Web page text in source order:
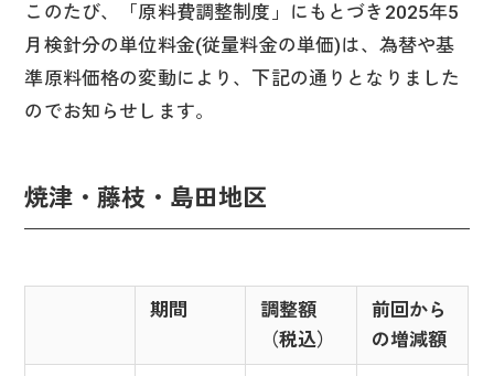
このたび、「原料費調整制度」にもとづき2025年5
月検針分の単位料金(従量料金の単価)は、為替や基
準原料価格の変動により、下記の通りとなりました
のでお知らせします。
焼津・藤枝・島田地区
期間
調整額
（税込）
前回から
の増減額